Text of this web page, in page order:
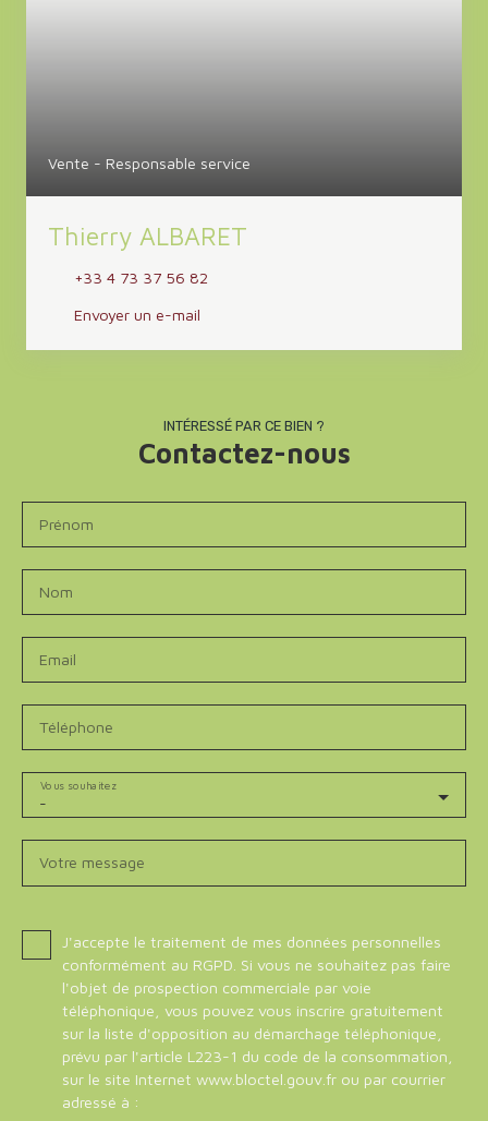
Vente - Responsable service
Thierry ALBARET
+33 4 73 37 56 82
Envoyer un e-mail
INTÉRESSÉ PAR CE BIEN ?
Contactez-nous
Prénom
Nom
Email
Téléphone
-
Vous souhaitez
Votre message
J'accepte le traitement de mes données personnelles
conformément au RGPD. Si vous ne souhaitez pas faire
l'objet de prospection commerciale par voie
téléphonique, vous pouvez vous inscrire gratuitement
sur la liste d'opposition au démarchage téléphonique,
prévu par l'article L223-1 du code de la consommation,
sur le site Internet www.bloctel.gouv.fr ou par courrier
adressé à :